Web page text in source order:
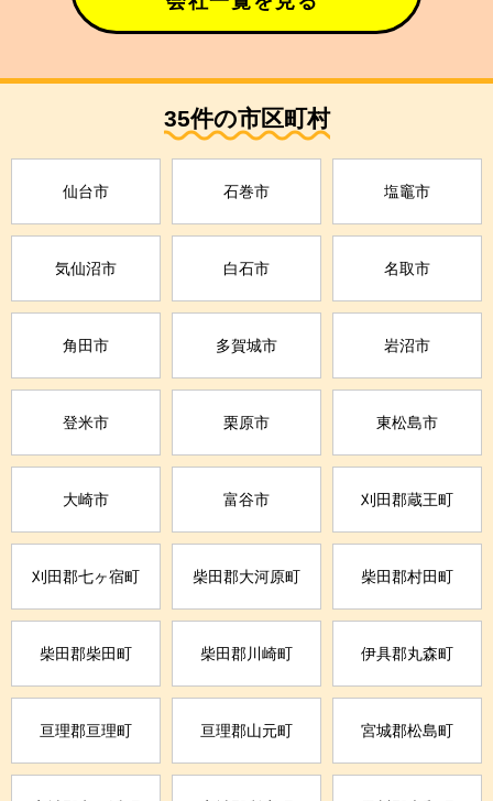
35件の市区町村
仙台市 石巻市 塩竈市
気仙沼市 白石市 名取市
角田市 多賀城市 岩沼市
登米市 栗原市 東松島市
大崎市 富谷市 刈田郡蔵王町
刈田郡七ヶ宿町 柴田郡大河原町 柴田郡村田町
柴田郡柴田町 柴田郡川崎町 伊具郡丸森町
亘理郡亘理町 亘理郡山元町 宮城郡松島町